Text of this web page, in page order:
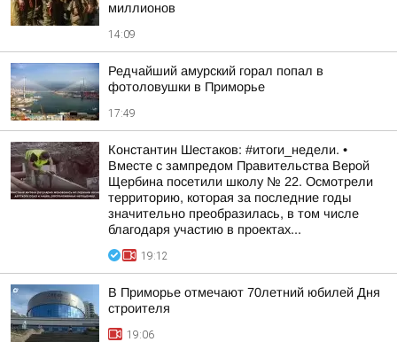
миллионов
14:09
Редчайший амурский горал попал в
фотоловушки в Приморье
17:49
Константин Шестаков: #итоги_недели. •
Вместе с зампредом Правительства Верой
Щербина посетили школу № 22. Осмотрели
территорию, которая за последние годы
значительно преобразилась, в том числе
благодаря участию в проектах...
19:12
В Приморье отмечают 70летний юбилей Дня
строителя
19:06